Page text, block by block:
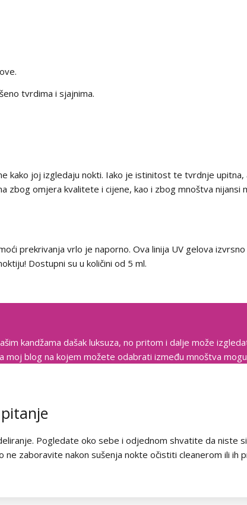
tvrdima i sjajnima.
kako joj izgledaju nokti. Iako je istinitost te tvrdnje
zbog omjera kvalitete i cijene, kao i zbog mnoštva
prekrivanja vrlo je naporno. Ova linija UV gelova
Dostupni su u količini od 5 ml.
kandžama dašak luksuza, no pritom i dalje može
moj blog na kojem možete odabrati između mnoštva
Pogledate oko sebe i odjednom shvatite da niste
ne zaboravite nakon sušenja nokte očistiti cleanerom ili ih